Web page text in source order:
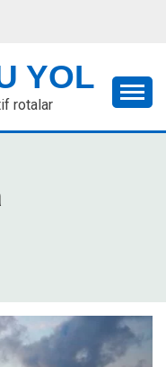
YOL
rotalar